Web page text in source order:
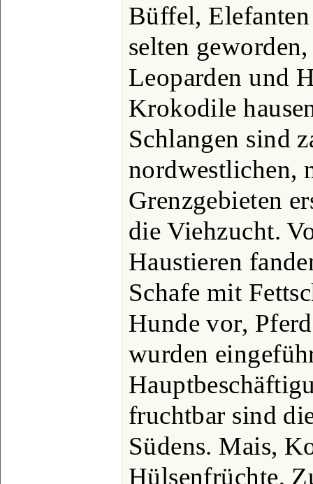
Büffel,
selten
Leoparden und
Krokodile
Schlangen sind
nordwestlichen,
Grenzgebieten
die Viehzucht.
Haustieren
Schafe mit
Hunde vor,
wurden
fruchtbar sind
Südens. Mais,
Hülsenfrüchte,